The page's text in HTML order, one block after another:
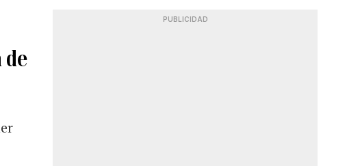
de
PUBLICIDAD